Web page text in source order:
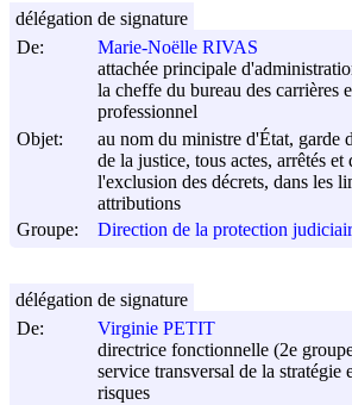
De:
Marie-Noëlle RIVAS
attachée principale
la cheffe du bureau des carrières
professionnel
Objet:
au nom du ministre d'État, garde
de la justice, tous actes, arrêtés et
l'exclusion des décrets, dans les
attributions
Groupe:
Direction de la protection
délégation de signature
De:
Virginie PETIT
directrice fonctionnelle (2e
service transversal de la stratégie
risques
délégation de signature